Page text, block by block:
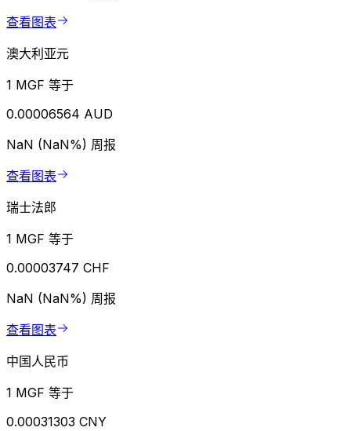
查看图表
澳大利亚元
1 MGF 等于
0.00006564 AUD
NaN (NaN%) 周报
查看图表
瑞士法郎
1 MGF 等于
0.00003747 CHF
NaN (NaN%) 周报
查看图表
中国人民币
1 MGF 等于
0.00031303 CNY